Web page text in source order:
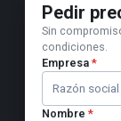
Pedir
Sin
condiciones.
Empresa *
Nombre *